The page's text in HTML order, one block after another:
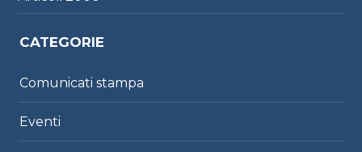
CATEGORIE
Comunicati stampa
Eventi